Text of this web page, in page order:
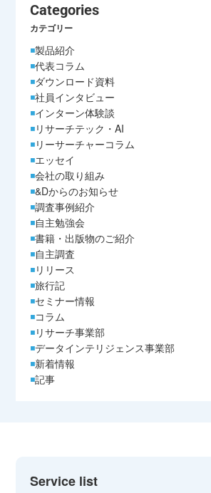
Categories
カテゴリー
製品紹介
代表コラム
ダウンロード資料
社員インタビュー
インターン体験談
リサーチテック・AI
リーサーチャーコラム
エッセイ
会社の取り組み
&Dからのお知らせ
調査事例紹介
自主勉強会
書籍・出版物のご紹介
自主調査
リリース
旅行記
セミナー情報
コラム
リサーチ事業部
データインテリジェンス事業部
新着情報
記事
Service list